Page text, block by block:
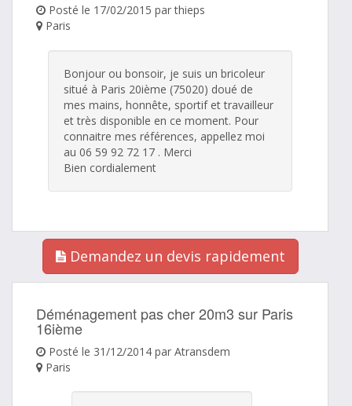
Posté le 17/02/2015 par thieps
Paris
Bonjour ou bonsoir, je suis un bricoleur
situé à Paris 20ième (75020) doué de
mes mains, honnête, sportif et travailleur
et très disponible en ce moment. Pour
connaitre mes références, appellez moi
au 06 59 92 72 17 . Merci
Bien cordialement
Demandez un devis rapidement
Déménagement pas cher 20m3 sur Paris
16ième
Posté le 31/12/2014 par Atransdem
Paris